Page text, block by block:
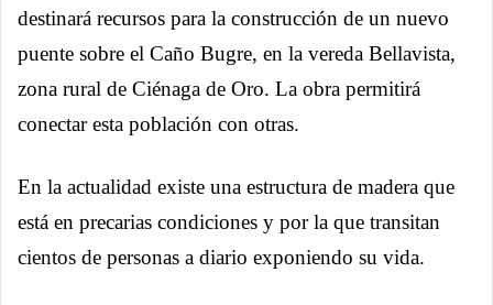
destinará recursos para la construcción de un nuevo
puente sobre el Caño Bugre, en la vereda Bellavista,
zona rural de Ciénaga de Oro. La obra permitirá
conectar esta población con otras.
En la actualidad existe una estructura de madera que
está en precarias condiciones y por la que transitan
cientos de personas a diario exponiendo su vida.